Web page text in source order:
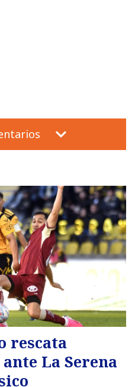
rescata
La Serena